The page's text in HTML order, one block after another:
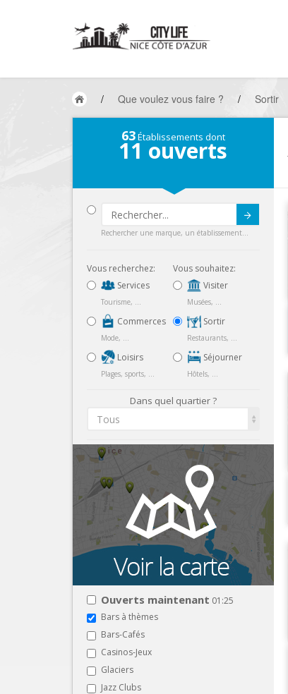
/ Que voulez vous faire ? / Sortir
63Établissements dont
11 ouverts
Rechercher une marque, un établissement...
Vous recherchez:
Services
Tourisme, ...
Commerces
Mode, ...
Loisirs
Plages, sports, ...
Vous souhaitez:
Visiter
Musées, ...
Sortir
Restaurants, ...
Séjourner
Hôtels, ...
Dans quel quartier ?
Tous
Ouverts maintenant 01:25
Bars à thèmes
Bars-Cafés
Casinos-Jeux
Glaciers
Jazz Clubs